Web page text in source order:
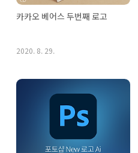
카카오 베어스 두번째 로고
2020. 8. 29.